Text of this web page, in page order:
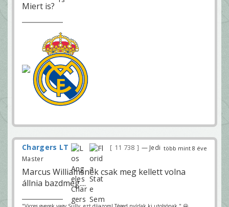
Miert is?
több mint 8 éve
Chargers LT 11 738
— Jedi
Master
Marcus Williamsnek csak meg kellett volna
állnia bazdmeg....